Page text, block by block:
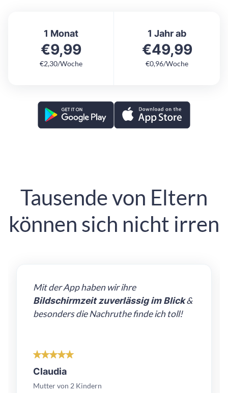
1 Monat
€9,99
€2,30/Woche
1 Jahr ab
€49,99
€0,96/Woche
Tausende von Eltern
können sich nicht irren
Mit der App haben wir ihre
Bildschirmzeit zuverlässig im Blick&
besonders die Nachruthe finde ich toll!
Claudia
Mutter von 2 Kindern